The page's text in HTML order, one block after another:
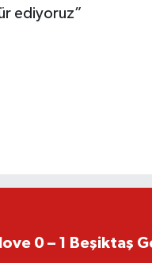
ediyoruz”
0 – 1 Beşiktaş